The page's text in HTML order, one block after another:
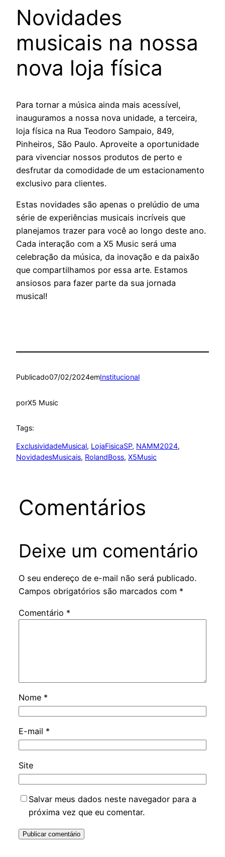
Novidades
musicais na nossa
nova loja física
Para tornar a música ainda mais acessível,
inauguramos a nossa nova unidade, a terceira,
loja física na Rua Teodoro Sampaio, 849,
Pinheiros, São Paulo. Aproveite a oportunidade
para vivenciar nossos produtos de perto e
desfrutar da comodidade de um estacionamento
exclusivo para clientes.
Estas novidades são apenas o prelúdio de uma
série de experiências musicais incríveis que
planejamos trazer para você ao longo deste ano.
Cada interação com a X5 Music será uma
celebração da música, da inovação e da paixão
que compartilhamos por essa arte. Estamos
ansiosos para fazer parte da sua jornada
musical!
Publicado07/02/2024emInstitucional
porX5 Music
Tags:
ExclusividadeMusical, LojaFisicaSP, NAMM2024
NovidadesMusicais, RolandBoss, X5Music
Comentários
Deixe um comentário
O seu endereço de e-mail não será publicado.
Campos obrigatórios são marcados com *
Comentário *
Nome *
E-mail *
Site
Salvar meus dados neste navegador para a
próxima vez que eu comentar.